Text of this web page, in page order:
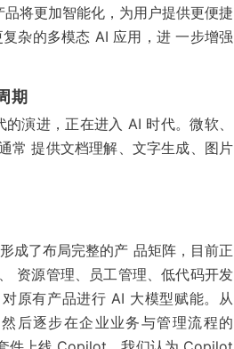
将更加智能化，为用户提供更便捷
杂的多模态 AI 应用，进 一步增强
期
演进，正在进入 AI 时代。微软、
常 提供文档理解、文字生成、图片
成了布局完整的产 品矩阵，目前正
资源管理、员工管理、低代码开发
原有产品进行 AI 大模型赋能。从
后逐步在企业业务与管理流程的